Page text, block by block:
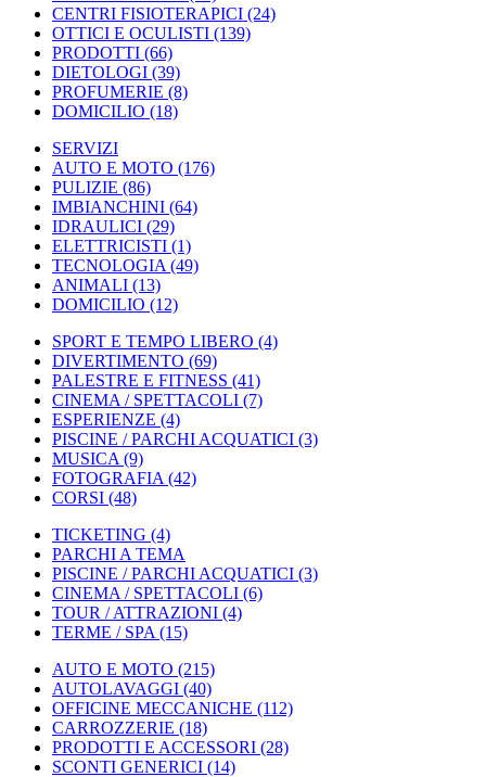
CENTRI FISIOTERAPICI (24)
OTTICI E OCULISTI (139)
PRODOTTI (66)
DIETOLOGI (39)
PROFUMERIE (8)
DOMICILIO (18)
SERVIZI
AUTO E MOTO (176)
PULIZIE (86)
IMBIANCHINI (64)
IDRAULICI (29)
ELETTRICISTI (1)
TECNOLOGIA (49)
ANIMALI (13)
DOMICILIO (12)
SPORT E TEMPO LIBERO (4)
DIVERTIMENTO (69)
PALESTRE E FITNESS (41)
CINEMA / SPETTACOLI (7)
ESPERIENZE (4)
PISCINE / PARCHI ACQUATICI (3)
MUSICA (9)
FOTOGRAFIA (42)
CORSI (48)
TICKETING (4)
PARCHI A TEMA
PISCINE / PARCHI ACQUATICI (3)
CINEMA / SPETTACOLI (6)
TOUR / ATTRAZIONI (4)
TERME / SPA (15)
AUTO E MOTO (215)
AUTOLAVAGGI (40)
OFFICINE MECCANICHE (112)
CARROZZERIE (18)
PRODOTTI E ACCESSORI (28)
SCONTI GENERICI (14)